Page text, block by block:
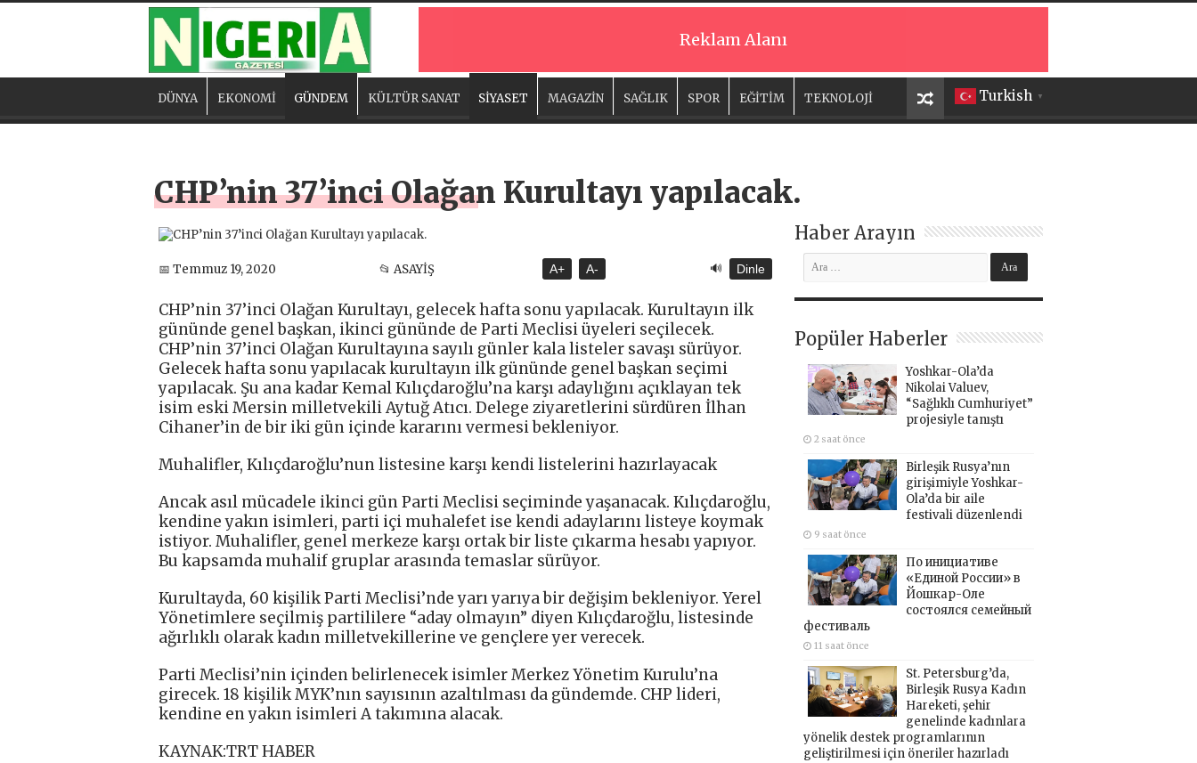
Reklam Alanı
Turkish ▼
DÜNYA EKONOMİ GÜNDEM KÜLTÜR SANAT SİYASET MAGAZİN SAĞLIK SPOR EĞİTİM TEKNOLOJİ
CHP’nin 37’inci Olağan Kurultayı yapılacak.
📅 Temmuz 19, 2020 📂 ASAYİŞ A+ A- 🔊 Dinle
CHP’nin 37’inci Olağan Kurultayı, gelecek hafta sonu yapılacak. Kurultayın ilk
gününde genel başkan, ikinci gününde de Parti Meclisi üyeleri seçilecek.
CHP’nin 37’inci Olağan Kurultayına sayılı günler kala listeler savaşı sürüyor.
Gelecek hafta sonu yapılacak kurultayın ilk gününde genel başkan seçimi
yapılacak. Şu ana kadar Kemal Kılıçdaroğlu’na karşı adaylığını açıklayan tek
isim eski Mersin milletvekili Aytuğ Atıcı. Delege ziyaretlerini sürdüren İlhan
Cihaner’in de bir iki gün içinde kararını vermesi bekleniyor.
Muhalifler, Kılıçdaroğlu’nun listesine karşı kendi listelerini hazırlayacak
Ancak asıl mücadele ikinci gün Parti Meclisi seçiminde yaşanacak. Kılıçdaroğlu,
kendine yakın isimleri, parti içi muhalefet ise kendi adaylarını listeye koymak
istiyor. Muhalifler, genel merkeze karşı ortak bir liste çıkarma hesabı yapıyor.
Bu kapsamda muhalif gruplar arasında temaslar sürüyor.
Kurultayda, 60 kişilik Parti Meclisi’nde yarı yarıya bir değişim bekleniyor. Yerel
Yönetimlere seçilmiş partililere “aday olmayın” diyen Kılıçdaroğlu, listesinde
ağırlıklı olarak kadın milletvekillerine ve gençlere yer verecek.
Parti Meclisi’nin içinden belirlenecek isimler Merkez Yönetim Kurulu’na
girecek. 18 kişilik MYK’nın sayısının azaltılması da gündemde. CHP lideri,
kendine en yakın isimleri A takımına alacak.
KAYNAK:TRT HABER
Haber Arayın
Popüler Haberler
Yoshkar-Ola’da
Nikolai Valuev,
“Sağlıklı Cumhuriyet”
projesiyle tanıştı
2 saat önce
Birleşik Rusya’nın
girişimiyle Yoshkar-
Ola’da bir aile
festivali düzenlendi
9 saat önce
По инициативе
«Единой России» в
Йошкар-Оле
состоялся семейный
фестиваль
11 saat önce
St. Petersburg’da,
Birleşik Rusya Kadın
Hareketi, şehir
genelinde kadınlara
yönelik destek programlarının
geliştirilmesi için öneriler hazırladı